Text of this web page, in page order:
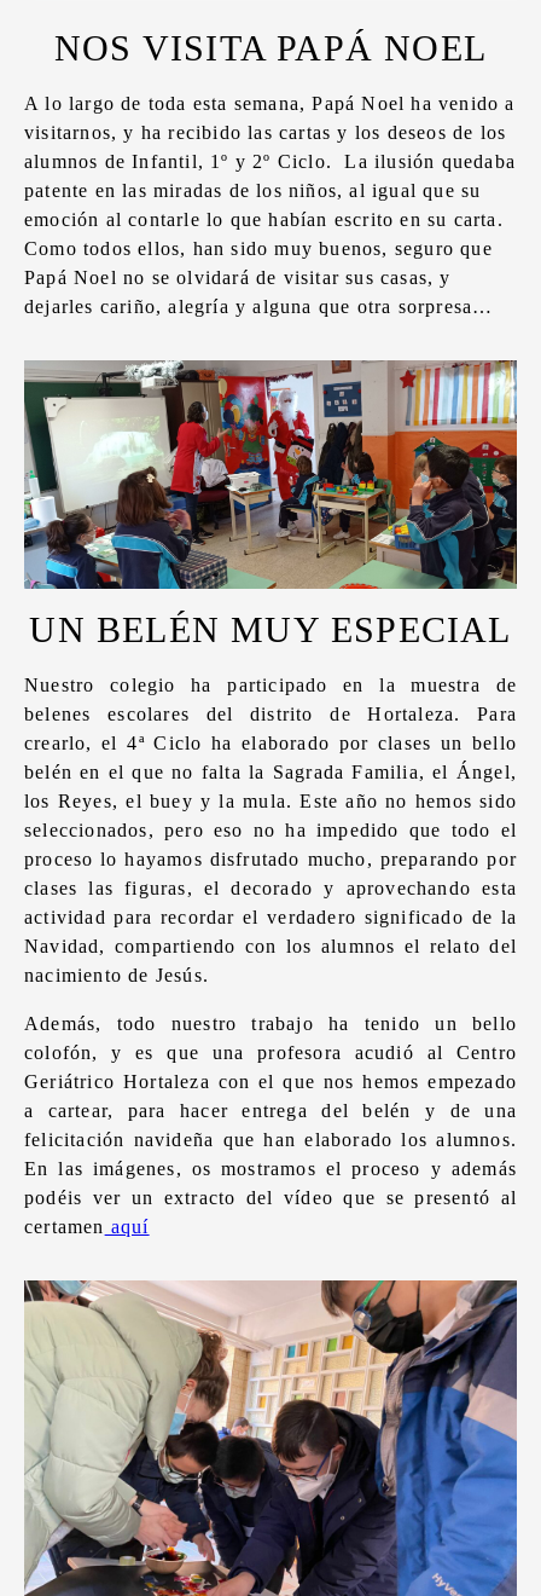
NOS VISITA PAPÁ NOEL
A lo largo de toda esta semana, Papá Noel ha venido a
visitarnos, y ha recibido las cartas y los deseos de los
alumnos de Infantil, 1º y 2º Ciclo. La ilusión quedaba
patente en las miradas de los niños, al igual que su
emoción al contarle lo que habían escrito en su carta.
Como todos ellos, han sido muy buenos, seguro que
Papá Noel no se olvidará de visitar sus casas, y
dejarles cariño, alegría y alguna que otra sorpresa…
UN BELÉN MUY ESPECIAL
Nuestro colegio ha participado en la muestra de
belenes escolares del distrito de Hortaleza. Para
crearlo, el 4ª Ciclo ha elaborado por clases un bello
belén en el que no falta la Sagrada Familia, el Ángel,
los Reyes, el buey y la mula. Este año no hemos sido
seleccionados, pero eso no ha impedido que todo el
proceso lo hayamos disfrutado mucho, preparando por
clases las figuras, el decorado y aprovechando esta
actividad para recordar el verdadero significado de la
Navidad, compartiendo con los alumnos el relato del
nacimiento de Jesús.
Además, todo nuestro trabajo ha tenido un bello
colofón, y es que una profesora acudió al Centro
Geriátrico Hortaleza con el que nos hemos empezado
a cartear, para hacer entrega del belén y de una
felicitación navideña que han elaborado los alumnos.
En las imágenes, os mostramos el proceso y además
podéis ver un extracto del vídeo que se presentó al
certamen aquí